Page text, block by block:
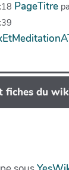
PageTitre
fiches du